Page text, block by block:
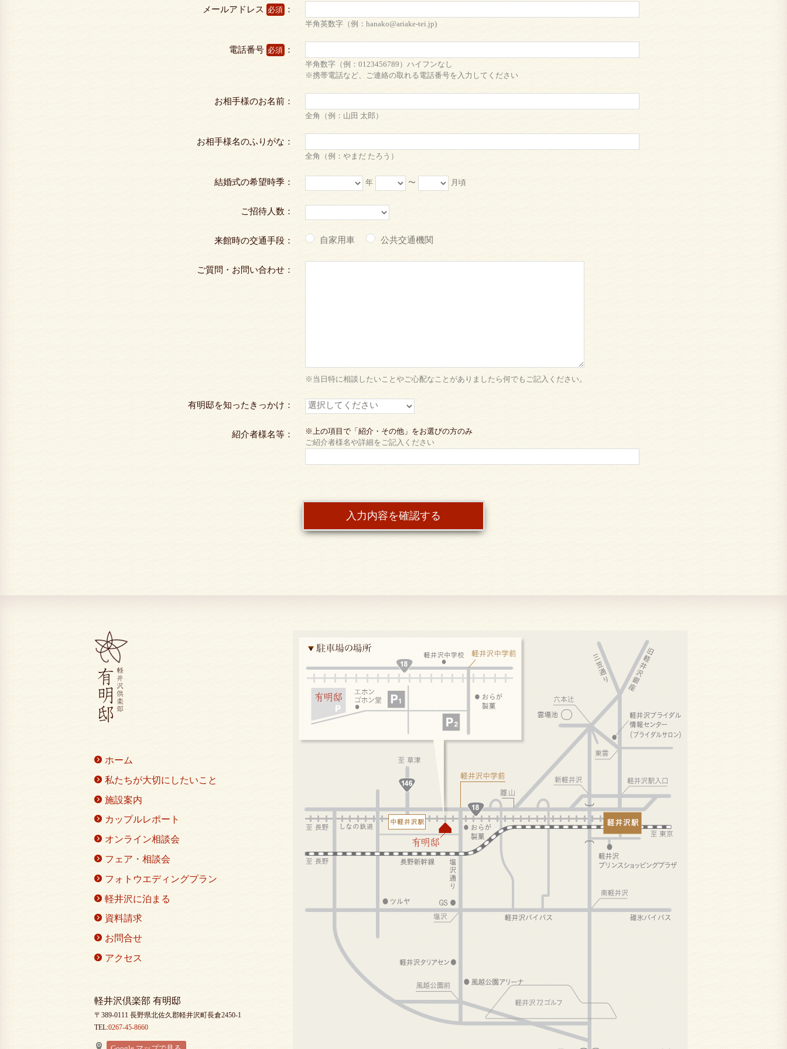
メールアドレス 必須 ：
半角英数字（例：hanako@ariake-tei.jp)
電話番号 必須 ：
半角数字（例：0123456789）ハイフンなし
※携帯電話など、ご連絡の取れる電話番号を入力してください
お相手様のお名前：
全角（例：山田 太郎）
お相手様名のふりがな：
全角（例：やまだ たろう）
結婚式の希望時季： 年 〜 月頃
ご招待人数：
来館時の交通手段： 自家用車 公共交通機関
ご質問・お問い合わせ：
※当日特に相談したいことやご心配なことがありましたら何でもご記入ください。
有明邸を知ったきっかけ：
紹介者様名等：
※上の項目で「紹介・その他」をお選びの方のみ
ご紹介者様名や詳細をご記入ください
ホーム
私たちが大切にしたいこと
施設案内
カップルレポート
オンライン相談会
フェア・相談会
フォトウエディングプラン
軽井沢に泊まる
資料請求
お問合せ
アクセス
軽井沢倶楽部 有明邸
〒389-0111 長野県北佐久郡軽井沢町長倉2450-1
TEL:0267-45-8660